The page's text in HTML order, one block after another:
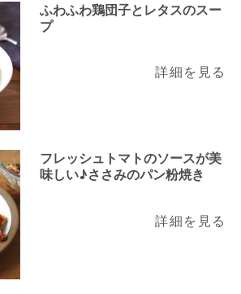
ふわふわ鶏団子とレタスのスー
プ
詳細を見る
フレッシュトマトのソースが美
味しい♪ささみのパン粉焼き
詳細を見る